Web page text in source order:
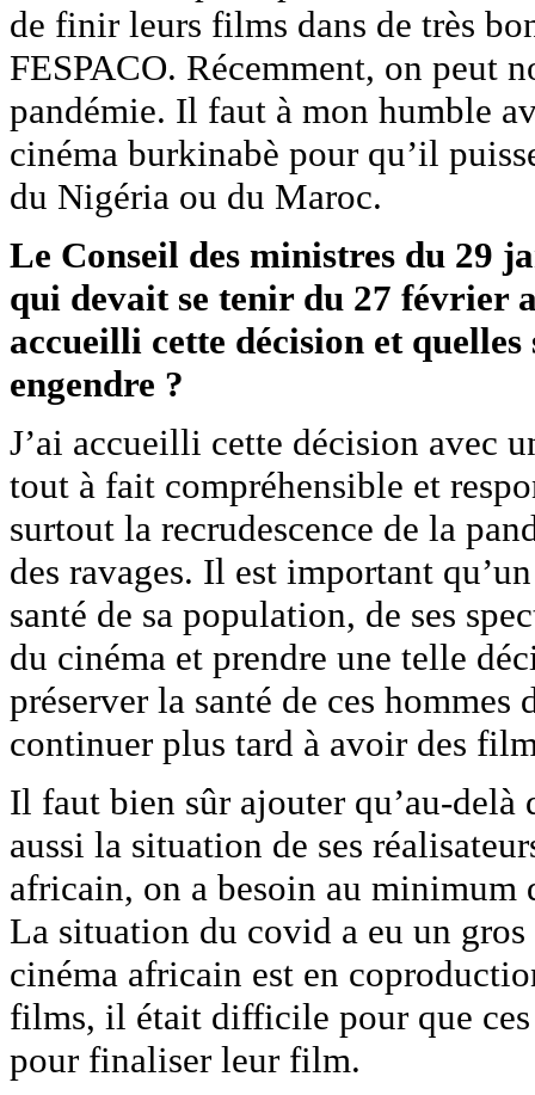
de finir leurs films dans de très
FESPACO. Récemment, on peut
pandémie. Il faut à mon humble
cinéma burkinabè pour qu’il
du Nigéria ou du Maroc.
Le Conseil des ministres du 29
qui devait se tenir du 27 février
accueilli cette décision et
engendre ?
J’ai accueilli cette décision avec
tout à fait compréhensible et
surtout la recrudescence de la
des ravages. Il est important
santé de sa population, de ses
du cinéma et prendre une telle
préserver la santé de ces
continuer plus tard à avoir des
Il faut bien sûr ajouter qu’au-
aussi la situation de ses
africain, on a besoin au
La situation du covid a eu un
cinéma africain est en
films, il était difficile pour que
pour finaliser leur film.